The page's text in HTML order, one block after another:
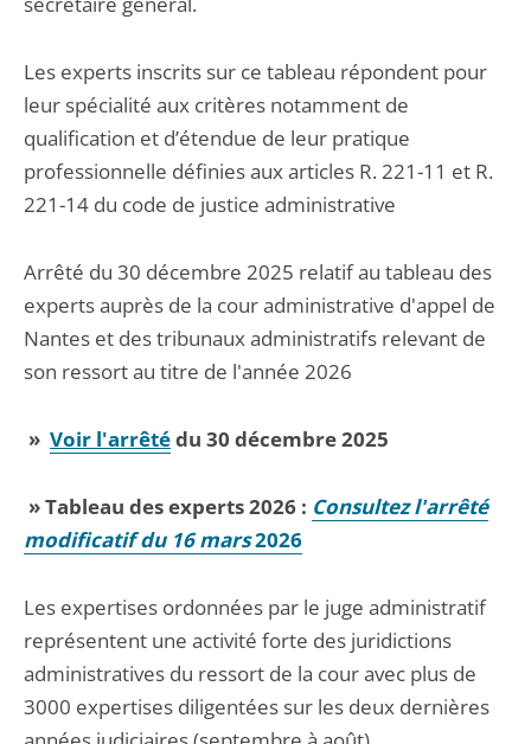
Les experts inscrits sur ce tableau répondent pour
leur spécialité aux critères notamment de
qualification et d’étendue de leur pratique
professionnelle définies aux articles R. 221-11 et R.
221-14 du code de justice administrative
Arrêté du 30 décembre 2025 relatif au tableau des
experts auprès de la cour administrative d'appel de
Nantes et des tribunaux administratifs relevant de
son ressort au titre de l'année 2026
» Voir l'arrêtédu 30 décembre 2025
»Tableau des experts 2026 : Consultez l'arrêté
modificatif du 16 mars2026
Les expertises ordonnées par le juge administratif
représentent une activité forte des juridictions
administratives du ressort de la cour avec plus de
3000 expertises diligentées sur les deux dernières